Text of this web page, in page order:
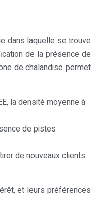
dans laquelle se trouve
de la présence de
de chalandise permet
la densité moyenne à
de pistes
de nouveaux clients.
et leurs préférences